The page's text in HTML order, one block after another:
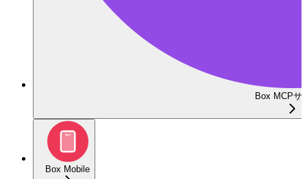
Box MCPサ
Box Mobile